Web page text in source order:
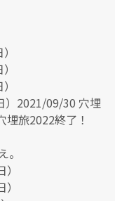
）2021/09/30 穴埋
旅2022終了！